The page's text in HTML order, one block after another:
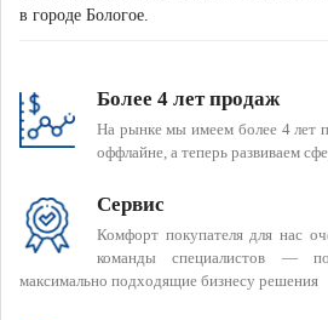
в городе Бологое.
Более 4 лет продаж
На рынке мы имеем более 4 лет
оффлайне, а теперь развиваем
Сервис
Комфорт покупателя для нас
команды специалистов —
максимально подходящие бизнесу решения